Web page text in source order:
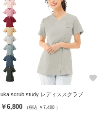
favorite
uka scrub study レディススクラブ
￥6,800 （税込 ￥7,480 ）